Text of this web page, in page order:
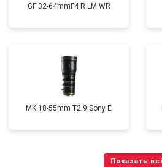
GF 32-64mmF4 R LM WR
MK 18-55mm T2.9 Sony E